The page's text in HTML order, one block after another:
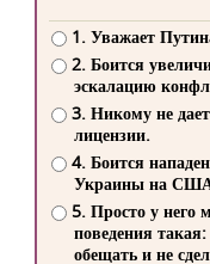
1. Уважает
2. Боится
эскалацию
3. Никому не
лицензии.
4. Боится
Украины на
5. Просто у него
поведения такая:
обещать и не